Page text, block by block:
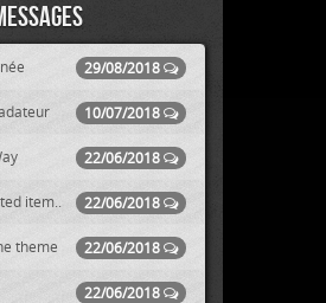
29/08/2018
10/07/2018
22/06/2018
22/06/2018
item..
22/06/2018
theme
22/06/2018